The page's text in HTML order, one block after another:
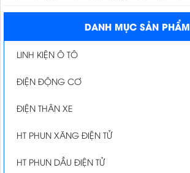
DANH MỤC SẢN PHẨM
LINH KIỆN Ô TÔ
ĐIỆN ĐỘNG CƠ
ĐIỆN THÂN XE
HT PHUN XĂNG ĐIỆN TỬ
HT PHUN DẦU ĐIỆN TỬ